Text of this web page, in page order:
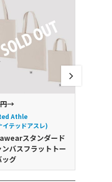
→
Athle
イテッドアスレ)
スタンダード
ンバスフラットトー
ッグ